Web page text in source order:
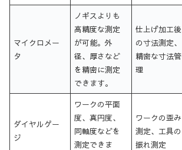
マイクロメー
タ
ノギスよりも
高精度な測定
が可能。外
径、厚さなど
を精密に測定
できます。
仕上げ加工後
の寸法測定、
精密な寸法管
理
ダイヤルゲー
ジ
ワークの平面
度、真円度、
同軸度などを
測定できま
ワークの歪み
測定、工具の
振れ測定